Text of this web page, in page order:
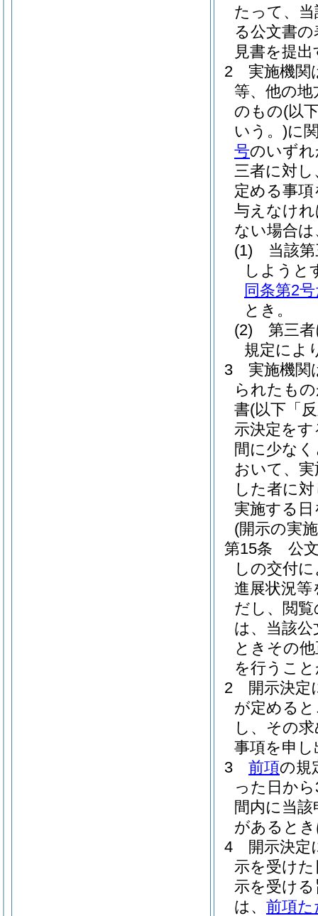
たって、
る公文書
見書を提
2
実施機関
等、他の地
のもの(以
いう。)に
号のいず
三者に対
定める事
与えなけ
ない場合
(1)
当該
しようと
同条第2
とき。
(2)
第三
規定によ
3
実施機関
られたも
書(以下「
示決定を
間に少な
おいて、
した者に
実施する
(開示の実
第15条
公
しの交付
進展状況
だし、閲
は、当該
ときその
を行うこ
2
開示決定
が定める
し、その
事項を申
3
前項の規
った日か
間内に当
があると
4
開示決定
示を受け
示を受け
は、 前項